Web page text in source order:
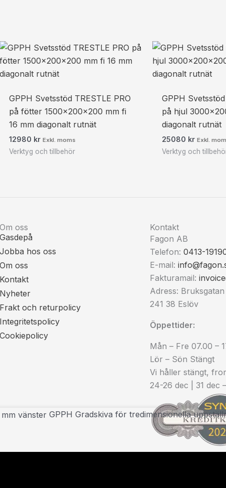
GPPH Svetsstöd TRESTLE PRO
på fötter 1500x200x200 mm fi
16 mm diagonalt rutnät
12980 kr Exkl. moms
Verktyg och tillbehör
GPPH
på hjul
diagonalt rutnät
25080 kr Exkl.
Verktyg och
Om oss
Gasdepå
Jobba hos oss
Om oss
Kontakt
Nyheter
Frakt och returpolicy
Integritetspolicy
Cookiepolicy
Kontakt
Fagon AB
Telefon: 0413-
E-mail:
Fakturamail:
Adress: Bruksgatan
241 38 Eslöv
Öppettider:
Mån – Fre 07.00 –
Lör – Sön Stängt
Vi håller stängt,
24-26 dec | 31 dec
GPPH Gradskiva för tredimensionella